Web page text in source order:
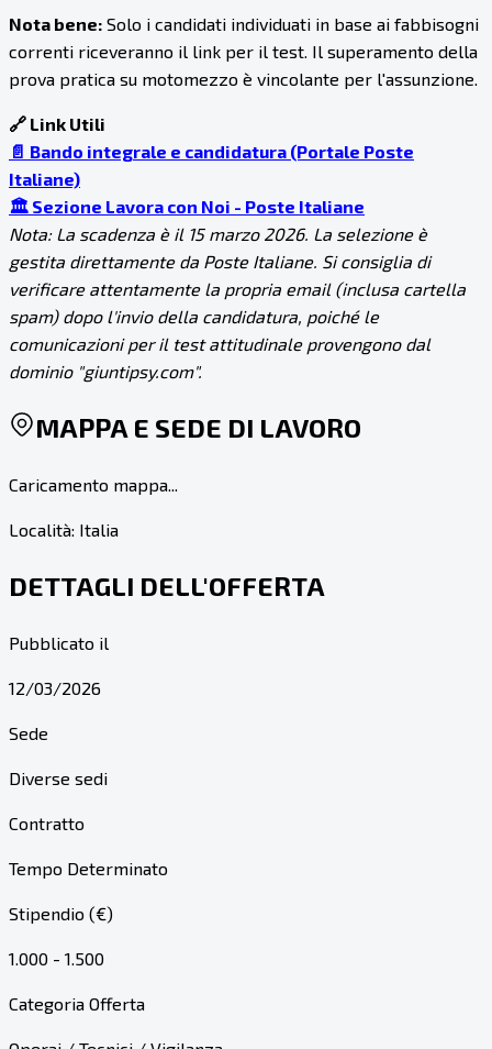
Nota bene: Solo i candidati individuati in base ai fabbisogni
correnti riceveranno il link per il test. Il superamento della
prova pratica su motomezzo è vincolante per l'assunzione.
🔗 Link Utili
📄 Bando integrale e candidatura (Portale Poste
Italiane)
🏛️ Sezione Lavora con Noi - Poste Italiane
Nota: La scadenza è il 15 marzo 2026. La selezione è
gestita direttamente da Poste Italiane. Si consiglia di
verificare attentamente la propria email (inclusa cartella
spam) dopo l'invio della candidatura, poiché le
comunicazioni per il test attitudinale provengono dal
dominio "giuntipsy.com".
MAPPA E SEDE DI LAVORO
Caricamento mappa...
Località: Italia
DETTAGLI DELL'OFFERTA
Pubblicato il
12/03/2026
Sede
Diverse sedi
Contratto
Tempo Determinato
Stipendio (€)
1.000 - 1.500
Categoria Offerta